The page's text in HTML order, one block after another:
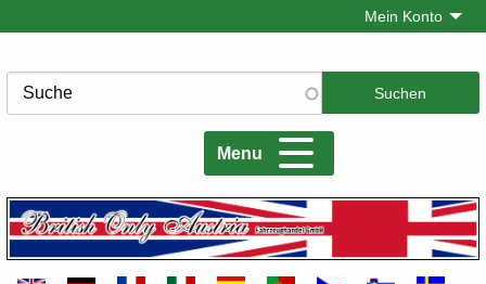
zum
Mein Konto
Suche
Menu